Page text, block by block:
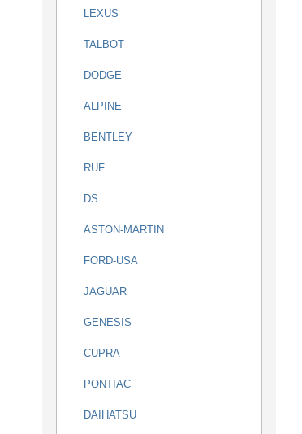
LEXUS
TALBOT
DODGE
ALPINE
BENTLEY
RUF
DS
ASTON-MARTIN
FORD-USA
JAGUAR
GENESIS
CUPRA
PONTIAC
DAIHATSU